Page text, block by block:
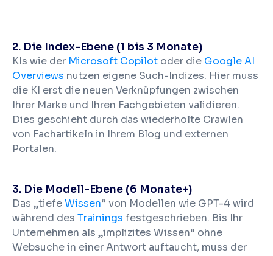
2. Die Index-Ebene (1 bis 3 Monate)
KIs wie der Microsoft Copilot oder die Google AI
Overviews nutzen eigene Such-Indizes. Hier muss
die KI erst die neuen Verknüpfungen zwischen
Ihrer Marke und Ihren Fachgebieten validieren.
Dies geschieht durch das wiederholte Crawlen
von Fachartikeln in Ihrem Blog und externen
Portalen.
3. Die Modell-Ebene (6 Monate+)
Das „tiefeWissen“ von Modellen wie GPT-4 wird
während des Trainings festgeschrieben. Bis Ihr
Unternehmen als „implizites Wissen“ ohne
Websuche in einer Antwort auftaucht, muss der